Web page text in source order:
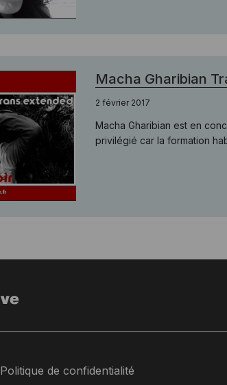
Macha Gharibian
2 février 2017
Macha Gharibian est en
privilégié car la formation
Politique de confidentialité